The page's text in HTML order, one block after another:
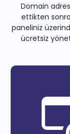
Domain
ettikten
paneliniz
ücretsiz